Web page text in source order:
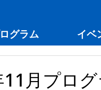
グラム イベ
月プロ